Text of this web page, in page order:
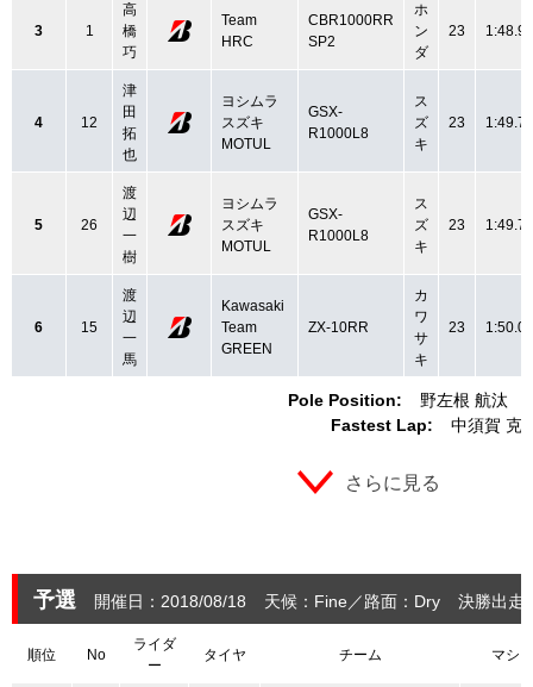
Pole Position: 野左根 航汰
Fastest Lap:
中須賀 克
3 1
高
橋
巧
Team
HRC
CBR1000RR
SP2
ホ
ン
ダ
23
4 12
津
田
拓
也
ヨシムラ
スズキ
MOTUL
GSX-
R1000L8
ス
ズ
キ
23
5 26
渡
辺
一
樹
ヨシムラ
スズキ
MOTUL
GSX-
R1000L8
ス
ズ
キ
23
6 15
渡
辺
一
馬
Kawasaki
Team
GREEN
ZX-10RR
カ
ワ
サ
キ
23
さらに見る
予選 開催日：2018/08/18 天候：Fine 路面：Dry 決勝出走
順位 No
ライダ
ー
タイヤ チーム マシン